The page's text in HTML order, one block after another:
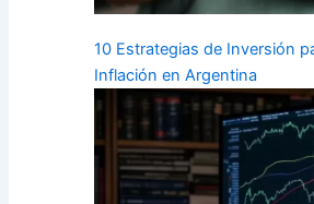
10 Estrategias de Inversión
Inflación en Argentina